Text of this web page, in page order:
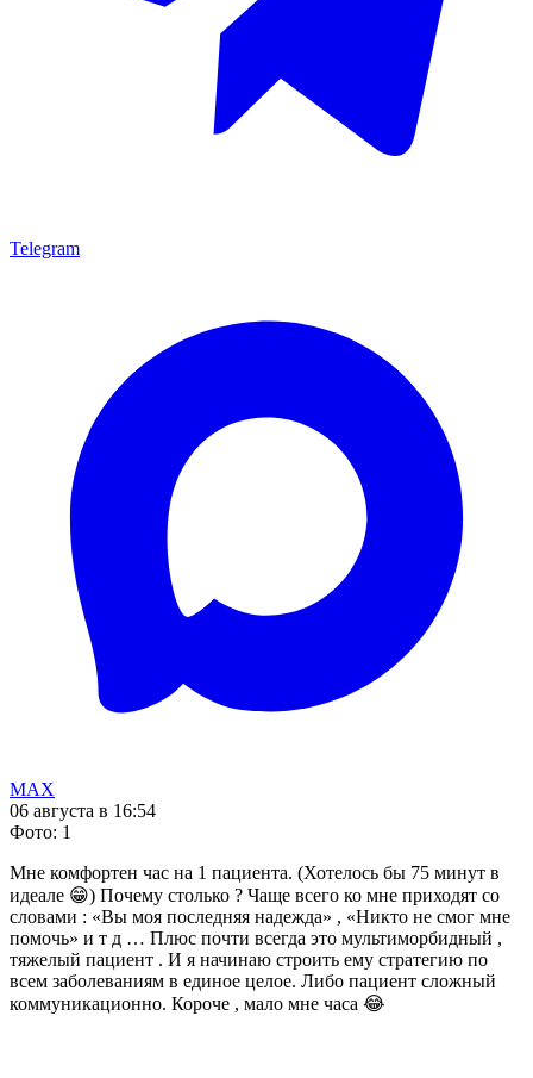
Telegram
MAX
06 августа в 16:54
Фото: 1
Мне комфортен час на 1 пациента. (Хотелось бы 75 минут в
идеале 😁) Почему столько ? Чаще всего ко мне приходят со
словами : «Вы моя последняя надежда» , «Никто не смог мне
помочь» и т д … Плюс почти всегда это мультиморбидный ,
тяжелый пациент . И я начинаю строить ему стратегию по
всем заболеваниям в единое целое. Либо пациент сложный
коммуникационно. Короче , мало мне часа 😂